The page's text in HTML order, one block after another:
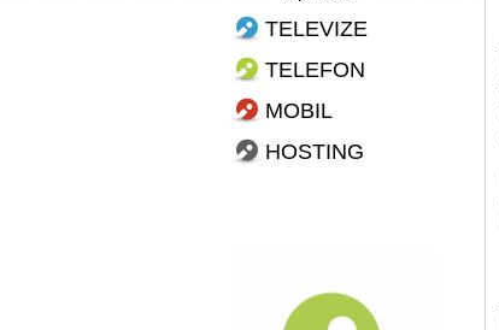
TELEVIZE
TELEFON
MOBIL
HOSTING